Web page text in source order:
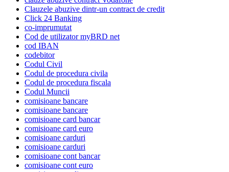
Clauzele abuzive dintr-un contract de credit
Click 24 Banking
co-imprumutat
Cod de utilizator myBRD net
cod IBAN
codebitor
Codul Civil
Codul de procedura civila
Codul de procedura fiscala
Codul Muncii
comisioane bancare
comisioane bancare
comisioane card bancar
comisioane card euro
comisioane carduri
comisioane carduri
comisioane cont bancar
comisioane cont euro